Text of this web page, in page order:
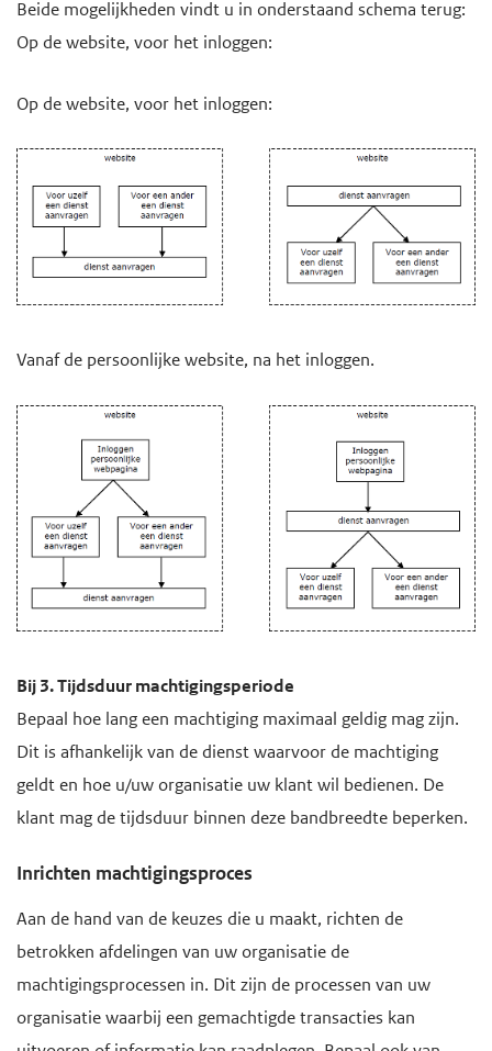
Beide mogelijkheden vindt u in onderstaand schema terug:
Op de website, voor het inloggen:
Op de website, voor het inloggen:
Vanaf de persoonlijke website, na het inloggen.
Bij 3. Tijdsduur machtigingsperiode
Bepaal hoe lang een machtiging maximaal geldig mag zijn.
Dit is afhankelijk van de dienst waarvoor de machtiging
geldt en hoe u/uw organisatie uw klant wil bedienen. De
klant mag de tijdsduur binnen deze bandbreedte beperken.
Inrichten machtigingsproces
Aan de hand van de keuzes die u maakt, richten de
betrokken afdelingen van uw organisatie de
machtigingsprocessen in. Dit zijn de processen van uw
organisatie waarbij een gemachtigde transacties kan